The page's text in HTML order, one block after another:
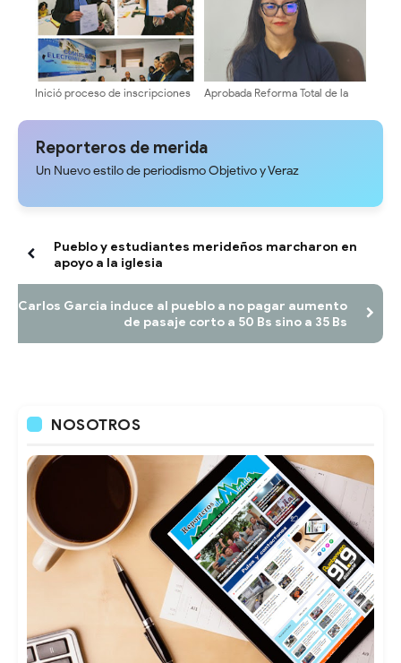
Inició proceso de inscripciones
ULA
Aprobada Reforma Total de la
el Municipio Libertador ​
Reporteros de merida
Un Nuevo estilo de periodismo Objetivo y Veraz
Pueblo y estudiantes merideños marcharon en
apoyo a la iglesia
Carlos Garcia induce al pueblo a no pagar aumento
de pasaje corto a 50 Bs sino a 35 Bs
NOSOTROS